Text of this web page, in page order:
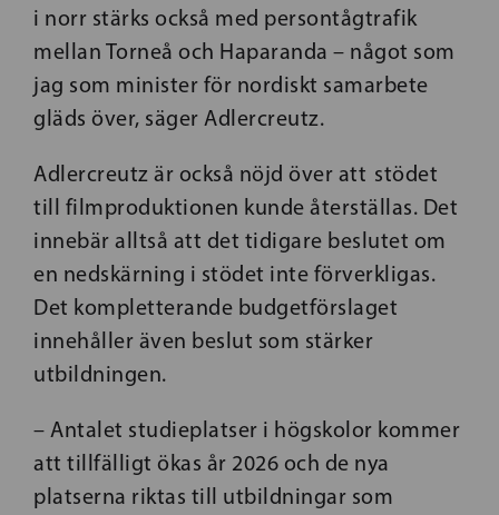
i norr stärks också med persontågtrafik
mellan Torneå och Haparanda – något som
jag som minister för nordiskt samarbete
gläds över, säger Adlercreutz.
Adlercreutz är också nöjd över att stödet
till filmproduktionen kunde återställas. Det
innebär alltså att det tidigare beslutet om
en nedskärning i stödet inte förverkligas.
Det kompletterande budgetförslaget
innehåller även beslut som stärker
utbildningen.
– Antalet studieplatser i högskolor kommer
att tillfälligt ökas år 2026 och de nya
platserna riktas till utbildningar som